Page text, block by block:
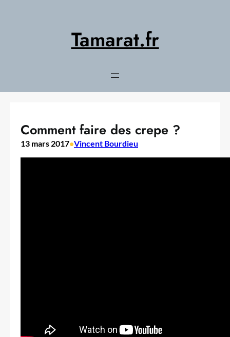
Tamarat.fr
Comment faire des crepe ?
13 mars 2017•Vincent Bourdieu